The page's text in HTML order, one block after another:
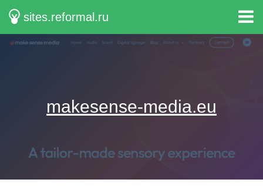
sites.reformal.ru
makesense-media.eu